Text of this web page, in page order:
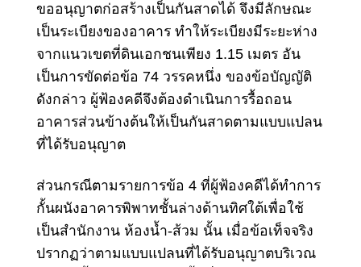
ขออนุญาตก่อสร้างเป็นกันสาดได้ จึงมีลักษณะ
เป็นระเบียงของอาคาร ทำให้ระเบียงมีระยะห่าง
จากแนวเขตที่ดินเอกชนเพียง 1.15 เมตร อัน
เป็นการขัดต่อข้อ 74 วรรคหนึ่ง ของข้อบัญญัติ
ดังกล่าว ผู้ฟ้องคดีจึงต้องดำเนินการรื้อถอน
อาคารส่วนข้างต้นให้เป็นกันสาดตามแบบแปลน
ที่ได้รับอนุญาต
ส่วนกรณีตามรายการข้อ 4 ที่ผู้ฟ้องคดีได้ทำการ
กั้นผนังอาคารพิพาทชั้นล่างด้านทิศใต้เพื่อใช้
เป็นสำนักงาน ห้องน้ำ-ส้วม นั้น เมื่อข้อเท็จจริง
ปรากฏว่าตามแบบแปลนที่ได้รับอนุญาตบริเวณ